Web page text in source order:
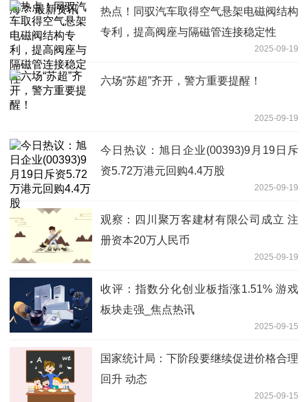
热点！同驭汽车取得空气悬架电磁阀结构
专利，提高阀座与隔磁管连接稳定性
2025-09-19
六场“苏超”齐开，警方重要提醒！
2025-09-19
今日热议：旭日企业(00393)9月19日斥
资5.72万港元回购4.4万股
2025-09-19
观察：四川聚万客建材有限公司成立 注
册资本20万人民币
2025-09-19
收评：指数分化创业板指涨1.51% 游戏
板块走强_焦点热讯
2025-09-15
国家统计局：下阶段要继续促进价格合理
回升 动态
2025-09-15